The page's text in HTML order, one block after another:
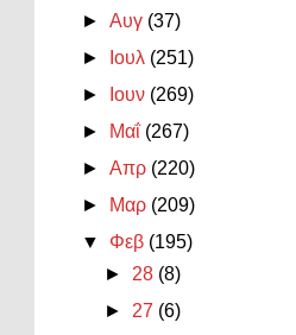
►Αυγ (37)
►
Ιουλ (251)
►
Ιουν (269)
►
Μαΐ (267)
►Απρ (220)
►
Μαρ (209)
▼ Φεβ (195)
► 28 (8)
► 27 (6)